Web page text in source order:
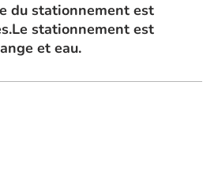
du stationnement est
stationnement est
et eau.